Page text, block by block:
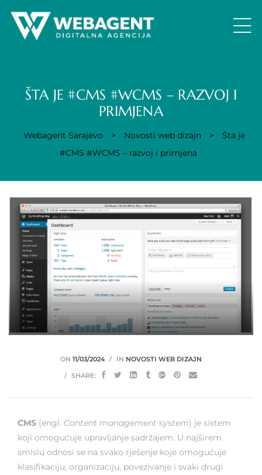
ŠTA JE #CMS #WCMS – RAZVOJ I
PRIMJENA
Webagent Sarajevo > Novosti web dizajn >
Šta je
#CMS #WCMS – razvoj i primjena
ON 11/03/2024 IN NOVOSTI WEB DIZAJN
SHARE:
CMS (engl. Content management system) je sistem
koji omogućuje upravljanje sadržajem. U najširem
smislu odnosi se na svako rješenje koje omogućuje
klasifikaciju, organizaciju, povezivanje i svaki drugi